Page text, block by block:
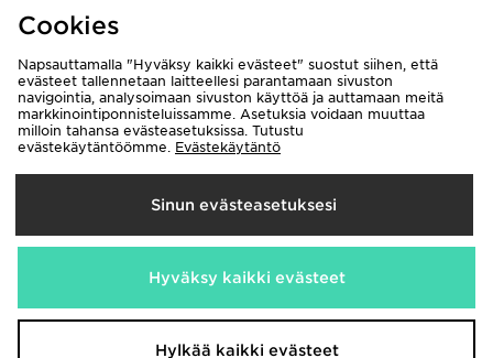
Löydä myymälä
Kumppanuusohjelma
JD Blog
Toimitetaan
Suomi
Me hyväksymme seuraavat maksutavat
Vieraile yrityksemme sivullawww.jdplc.com
Cookies
Napsauttamalla "Hyväksy kaikki evästeet" suostut siihen, että
evästeet tallennetaan laitteellesi parantamaan sivuston
navigointia, analysoimaan sivuston käyttöä ja auttamaan meitä
markkinointiponnisteluissamme. Asetuksia voidaan muuttaa
milloin tahansa evästeasetuksissa. Tutustu
evästekäytäntöömme. Evästekäytäntö
Sinun evästeasetuksesi
Hyväksy kaikki evästeet
Hylkää kaikki evästeet